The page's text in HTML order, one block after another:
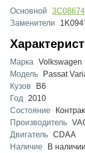
Основной
Заменители
Марка
Volkswagen
Модель
Passat
Кузов
B6
Год
2010
Состояние
Производитель
Двигатель CDAA
Наличие
В наличии